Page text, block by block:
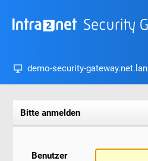
demo-security-gateway.net.lan
Bitte anmelden
Benutzer